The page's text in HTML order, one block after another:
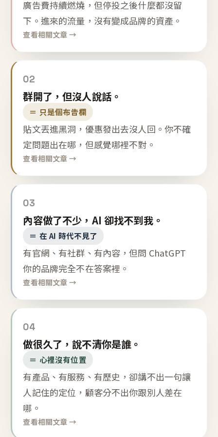
廣告費持續燃燒，但停投之後什麼都沒留
下。進來的流量，沒有變成品牌的資產。
查看相關文章 →
02
群開了，但沒人說話。
＝ 只是個布告欄
貼文丟進黑洞，優惠發出去沒人回。你不確
定問題出在哪，但感覺哪裡不對。
查看相關文章 →
03
內容做了不少，AI 卻找不到我。
＝ 在 AI 時代不見了
有官網、有社群、有內容，但問 ChatGPT
你的品牌完全不在答案裡。
查看相關文章 →
04
做很久了，說不清你是誰。
＝ 心裡沒有位置
有產品、有服務、有歷史，卻講不出一句讓
人記住的定位，顧客分不出你跟別人差在
哪。
查看相關文章 →